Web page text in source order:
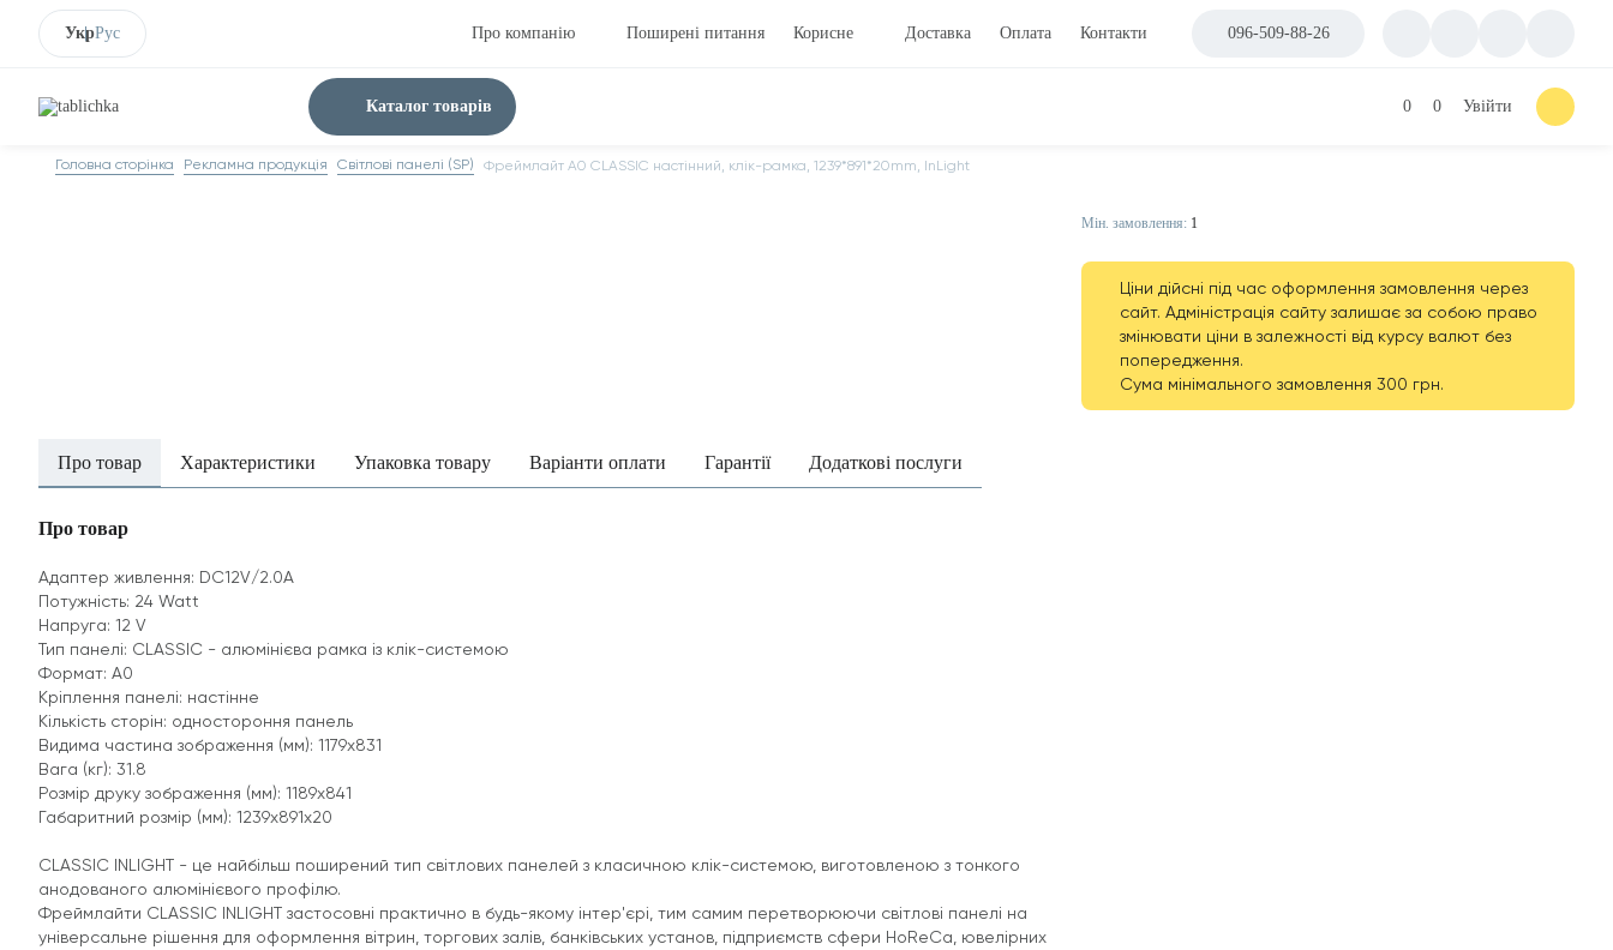
УкрРус Про компанію Поширені питання Корисне Доставка Оплата Контакти 096-509-88-26
Каталог товарів 0 0 Увійти
Головна сторінка Рекламна продукція Світлові панелі (SP) Фреймлайт A0 CLASSIC настінний, клік-рамка, 1239*891*20mm, InLight
Мін. замовлення: 1
Ціни дійсні під час оформлення замовлення через
сайт. Адміністрація сайту залишає за собою право
змінювати ціни в залежності від курсу валют без
попередження.
Сума мінімального замовлення 300 грн.
Про товар Характеристики Упаковка товару Варіанти оплати Гарантії Додаткові послуги
Про товар
Адаптер живлення: DC12V/2.0A
Потужність: 24 Watt
Напруга: 12 V
Тип панелі: CLASSIC - алюмінієва рамка із клік-системою
Формат: А0
Кріплення панелі: настінне
Кількість сторін: одностороння панель
Видима частина зображення (мм): 1179x831
Вага (кг): 31.8
Розмір друку зображення (мм): 1189x841
Габаритний розмір (мм): 1239х891х20
CLASSIC INLIGHT - це найбільш поширений тип світлових панелей з класичною клік-системою, виготовленою з тонкого
анодованого алюмінієвого профілю.
Фреймлайти CLASSIC INLIGHT застосовні практично в будь-якому інтер'єрі, тим самим перетворюючи світлові панелі на
універсальне рішення для оформлення вітрин, торгових залів, банківських установ, підприємств сфери HoReCa, ювелірних